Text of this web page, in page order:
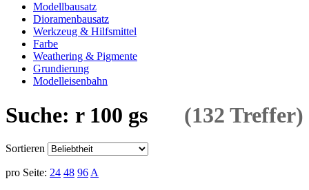
Modellbausatz
Dioramenbausatz
Werkzeug & Hilfsmittel
Farbe
Weathering & Pigmente
Grundierung
Modelleisenbahn
Suche: r 100 gs (132 Treffer)
Sortieren
pro Seite: 24 48 96 A